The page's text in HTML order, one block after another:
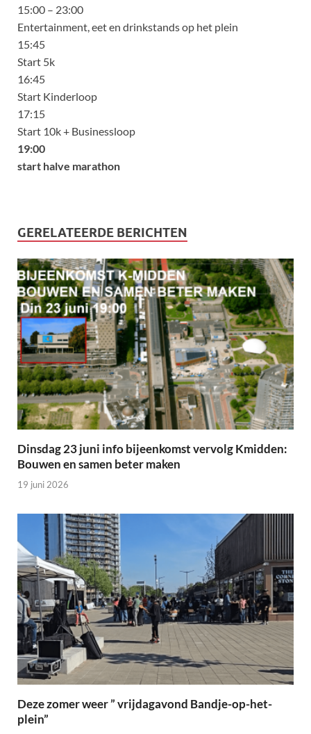
15:00 – 23:00
Entertainment, eet en drinkstands op het plein
15:45
Start 5k
16:45
Start Kinderloop
17:15
Start 10k + Businessloop
19:00
start halve marathon
GERELATEERDE BERICHTEN
Dinsdag 23 juni info bijeenkomst vervolg Kmidden:
Bouwen en samen beter maken
19 juni 2026
Deze zomer weer ” vrijdagavond Bandje-op-het-
plein”